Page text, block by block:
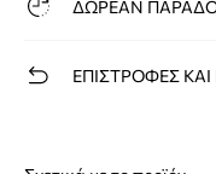
ΔΩΡΕΑΝ
ΕΠΙΣΤΡΟΦΕΣ